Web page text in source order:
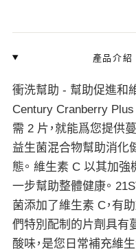
產品介紹
衝洗幫助 - 幫助促進和
Century Cranberry
需 2 片，就能爲您提供
益生菌混合物幫助消化
態。 維生素 C 以其加
一步幫助整體健康。
菌添加了維生素 C，有
們特別配制的片劑具有
酸味，是您日常補充維